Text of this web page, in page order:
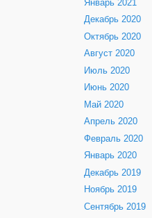
Январь 2021
Декабрь 2020
Октябрь 2020
Август 2020
Июль 2020
Июнь 2020
Май 2020
Апрель 2020
Февраль 2020
Январь 2020
Декабрь 2019
Ноябрь 2019
Сентябрь 2019